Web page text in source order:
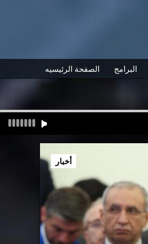
الصفحة الرئيسيه البرامج
أخبار